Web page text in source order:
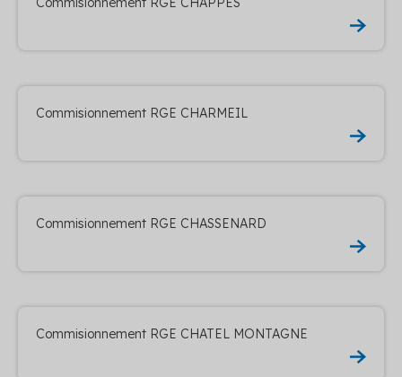
Commisionnement RGE CHARMEIL
Commisionnement RGE CHASSENARD
Commisionnement RGE CHATEL MONTAGNE